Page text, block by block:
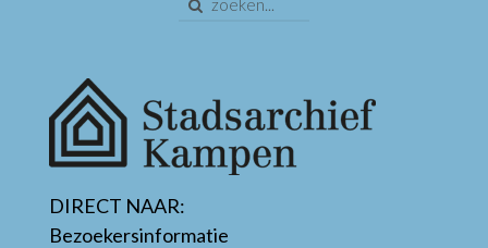
DIRECT NAAR:
Bezoekersinformatie